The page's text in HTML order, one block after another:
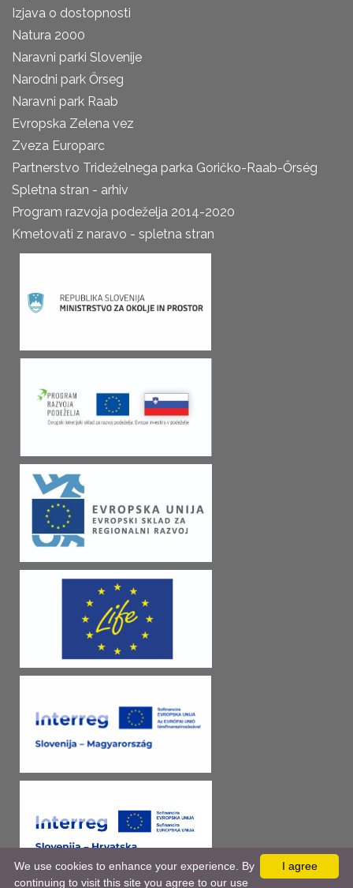
Izjava o dostopnosti
Natura 2000
Naravni parki Slovenije
Narodni park Őrseg
Naravni park Raab
Evropska Zelena vez
Zveza Europarc
Partnerstvo Trideželnega parka Goričko-Raab-Őrség
Spletna stran - arhiv
Program razvoja podeželja 2014-2020
Kmetovati z naravo - spletna stran
I agree
We use cookies to enhance your experience. By
continuing to visit this site you agree to our use